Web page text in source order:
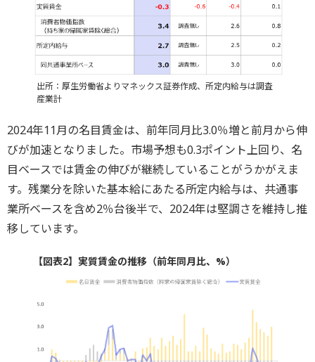
出所：厚生労働省よりマネックス証券作成、所定内給与は調査
産業計
2024年11月の名目賃金は、前年同月比3.0％増と前月から伸
びが加速となりました。市場予想も0.3ポイント上回り、名
目ベースでは賃金の伸びが継続していることがうかがえま
す。残業分を除いた基本給にあたる所定内給与は、共通事
業所ベースを含め2％台後半で、2024年は堅調さを維持し推
移しています。
【図表2】実質賃金の推移（前年同月比、%）